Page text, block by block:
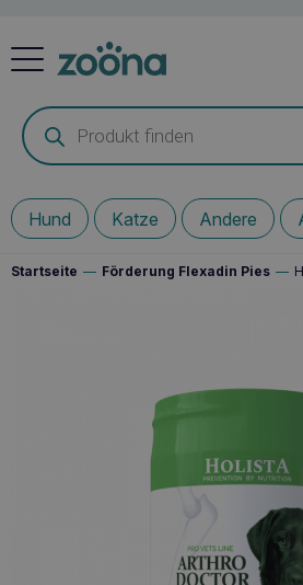
Products
search
Hund Katze Andere
Startseite — Förderung Flexadin Pies —